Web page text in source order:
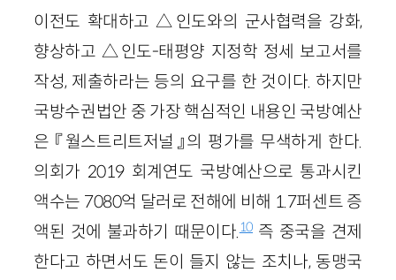
이전도 확대하고 △인도와의 군사협력을 강화,
향상하고 △인도-태평양 지정학 정세 보고서를
작성, 제출하라는 등의 요구를 한 것이다. 하지만
국방수권법안 중 가장 핵심적인 내용인 국방예산
은 『월스트리트저널』의 평가를 무색하게 한다.
의회가 2019 회계연도 국방예산으로 통과시킨
액수는 7080억 달러로 전해에 비해 1.7퍼센트 증
액된 것에 불과하기 때문이다.10즉 중국을 견제
한다고 하면서도 돈이 들지 않는 조치나, 동맹국